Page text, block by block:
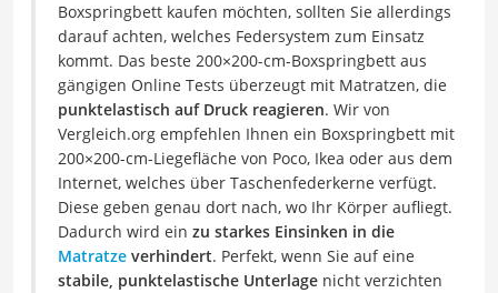
Boxspringbett kaufen möchten, sollten Sie allerdings
darauf achten, welches Federsystem zum Einsatz
kommt. Das beste 200×200-cm-Boxspringbett aus
gängigen Online Tests überzeugt mit Matratzen, die
punktelastisch auf Druck reagieren. Wir von
Vergleich.org empfehlen Ihnen ein Boxspringbett mit
200×200-cm-Liegefläche von Poco, Ikea oder aus dem
Internet, welches über Taschenfederkerne verfügt.
Diese geben genau dort nach, wo Ihr Körper aufliegt.
Dadurch wird ein zu starkes Einsinken in die
Matratze verhindert. Perfekt, wenn Sie auf eine
stabile, punktelastische Unterlage nicht verzichten